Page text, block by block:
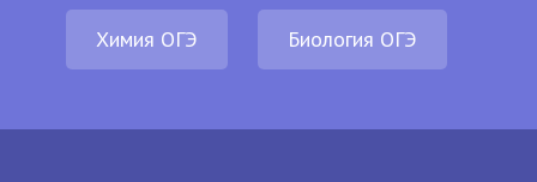
Химия ОГЭ Биология ОГЭ